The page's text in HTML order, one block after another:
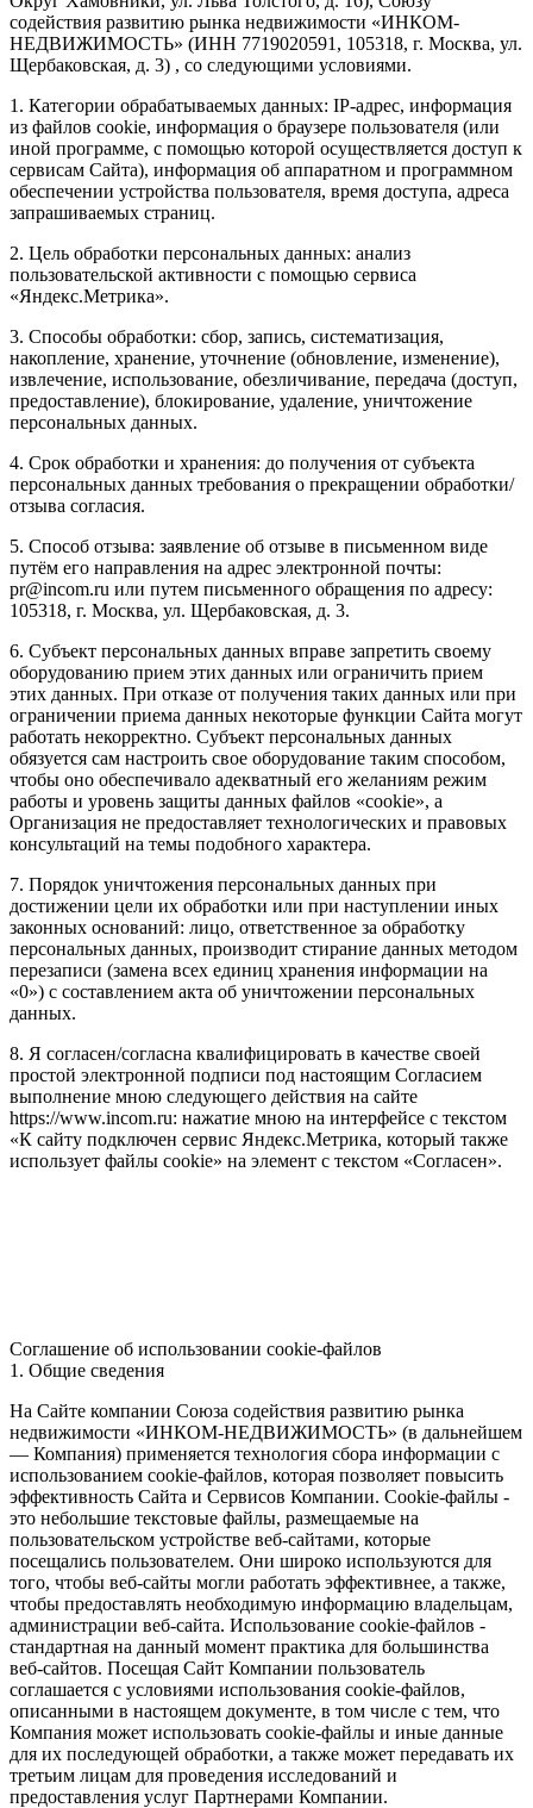
содействия развитию рынка недвижимости «ИНКОМ-
НЕДВИЖИМОСТЬ» (ИНН 7719020591, 105318, г. Москва, ул.
Щербаковская, д. 3) , со следующими условиями.
1. Категории обрабатываемых данных: IP-адрес, информация
из файлов cookie, информация о браузере пользователя (или
иной программе, с помощью которой осуществляется доступ к
сервисам Сайта), информация об аппаратном и программном
обеспечении устройства пользователя, время доступа, адреса
запрашиваемых страниц.
2. Цель обработки персональных данных: анализ
пользовательской активности с помощью сервиса
«Яндекс.Метрика».
3. Способы обработки: сбор, запись, систематизация,
накопление, хранение, уточнение (обновление, изменение),
извлечение, использование, обезличивание, передача (доступ,
предоставление), блокирование, удаление, уничтожение
персональных данных.
4. Срок обработки и хранения: до получения от субъекта
персональных данных требования о прекращении обработки/
отзыва согласия.
5. Способ отзыва: заявление об отзыве в письменном виде
путём его направления на адрес электронной почты:
pr@incom.ru или путем письменного обращения по адресу:
105318, г. Москва, ул. Щербаковская, д. 3.
6. Субъект персональных данных вправе запретить своему
оборудованию прием этих данных или ограничить прием
этих данных. При отказе от получения таких данных или при
ограничении приема данных некоторые функции Сайта могут
работать некорректно. Субъект персональных данных
обязуется сам настроить свое оборудование таким способом,
чтобы оно обеспечивало адекватный его желаниям режим
работы и уровень защиты данных файлов «cookie», а
Организация не предоставляет технологических и правовых
консультаций на темы подобного характера.
7. Порядок уничтожения персональных данных при
достижении цели их обработки или при наступлении иных
законных оснований: лицо, ответственное за обработку
персональных данных, производит стирание данных методом
перезаписи (замена всех единиц хранения информации на
«0») с составлением акта об уничтожении персональных
данных.
8. Я согласен/согласна квалифицировать в качестве своей
простой электронной подписи под настоящим Согласием
выполнение мною следующего действия на сайте
https://www.incom.ru: нажатие мною на интерфейсе с текстом
«К сайту подключен сервис Яндекс.Метрика, который также
использует файлы cookie» на элемент с текстом «Согласен».
Соглашение об использовании cookie-файлов
1. Общие сведения
На Сайте компании Союза содействия развитию рынка
недвижимости «ИНКОМ-НЕДВИЖИМОСТЬ» (в дальнейшем
— Компания) применяется технология сбора информации с
использованием cookie-файлов, которая позволяет повысить
эффективность Сайта и Сервисов Компании. Сookie-файлы -
это небольшие текстовые файлы, размещаемые на
пользовательском устройстве веб-сайтами, которые
посещались пользователем. Они широко используются для
того, чтобы веб-сайты могли работать эффективнее, а также,
чтобы предоставлять необходимую информацию владельцам,
администрации веб-сайта. Использование cookie-файлов -
стандартная на данный момент практика для большинства
веб-сайтов. Посещая Сайт Компании пользователь
соглашается с условиями использования cookie-файлов,
описанными в настоящем документе, в том числе с тем, что
Компания может использовать cookie-файлы и иные данные
для их последующей обработки, а также может передавать их
третьим лицам для проведения исследований и
предоставления услуг Партнерами Компании.